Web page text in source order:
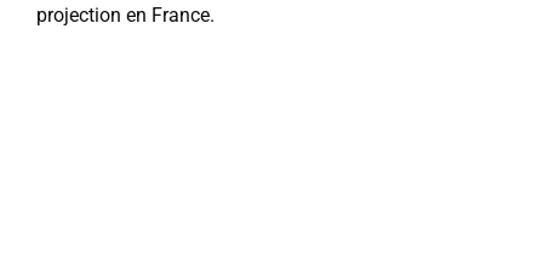
projection en France.